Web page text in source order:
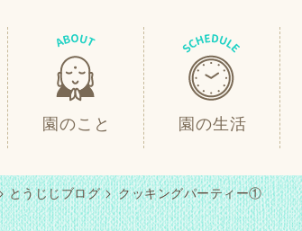
園のこと 園の生活
とうじじブログ クッキングパーティー①